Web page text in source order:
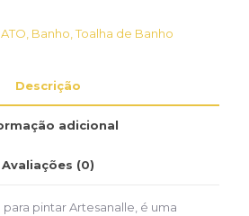
, Banho,Toalha de Banho
Descrição
adicional
Avaliações (0)
pintar Artesanalle, é uma